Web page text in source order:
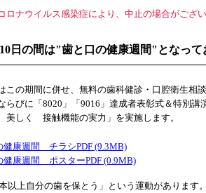
ロナウイルス感染症により、中止の場合がござ
日の間は"歯と口の健康週間"となって
この期間に併せ、無料の歯科健診・口腔衛生相
らびに「8020」「9016」達成者表彰式＆特別講
美しく 接触機能の実力」を実施します。
健康週間 チラシPDF (9.3MB)
健康週間 ポスターPDF (0.9MB)
以上自分の歯を保とう」という運動があります